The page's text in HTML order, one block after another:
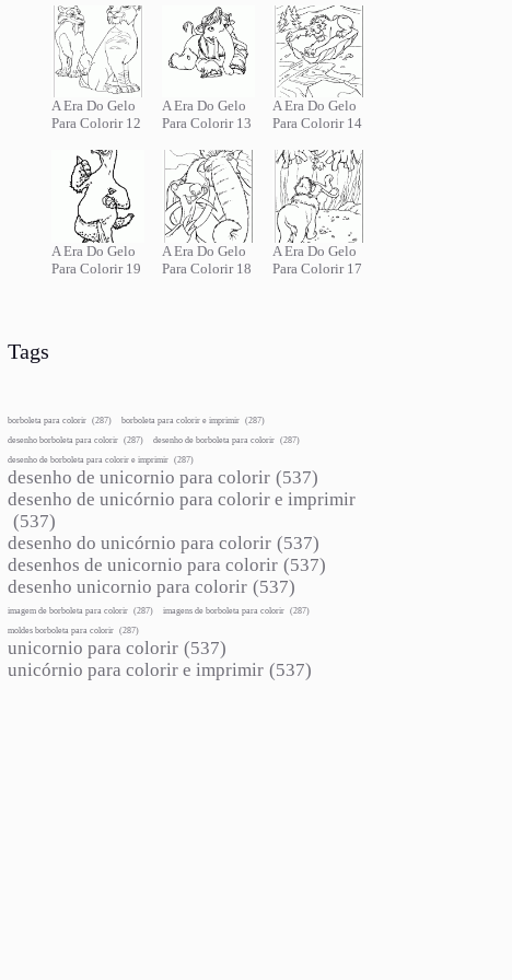
A Era Do Gelo
Para Colorir 12
A Era Do Gelo
Para Colorir 13
A Era Do Gelo
Para Colorir 14
A Era Do Gelo
Para Colorir 19
A Era Do Gelo
Para Colorir 18
A Era Do Gelo
Para Colorir 17
Tags
borboleta para colorir (287) borboleta para colorir e imprimir (287)
desenho borboleta para colorir (287) desenho de borboleta para colorir (287)
desenho de borboleta para colorir e imprimir (287)
desenho de unicornio para colorir (537)
desenho de unicórnio para colorir e imprimir
(537)
desenho do unicórnio para colorir (537)
desenhos de unicornio para colorir (537)
desenho unicornio para colorir (537)
imagem de borboleta para colorir (287) imagens de borboleta para colorir (287)
moldes borboleta para colorir (287)
unicornio para colorir (537)
unicórnio para colorir e imprimir (537)